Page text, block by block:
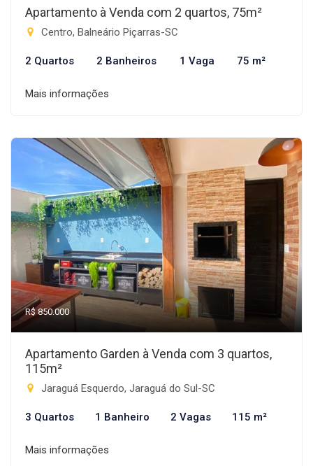
Apartamento à Venda com 2 quartos, 75m²
Centro, Balneário Piçarras-SC
2 Quartos 2 Banheiros 1 Vaga 75 m²
Mais informações
R$ 850.000
Apartamento Garden à Venda com 3 quartos,
115m²
Jaraguá Esquerdo, Jaraguá do Sul-SC
3 Quartos 1 Banheiro 2 Vagas 115 m²
Mais informações